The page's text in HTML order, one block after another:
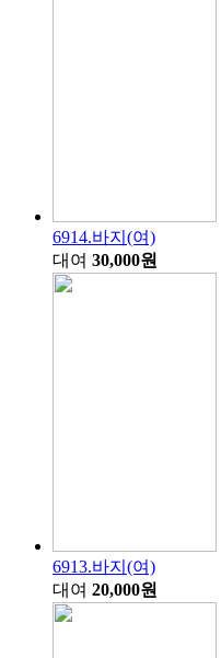
6914.바지(여)
대여 30,000원
6913.바지(여)
대여 20,000원